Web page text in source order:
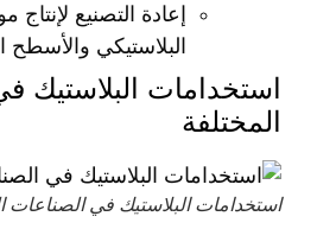
إعادة التصنيع لإنتاج
البلاستيكي والأسطح
استخدامات البلاستيك
المختلفة
استخدامات البلاستيك في الصناعات